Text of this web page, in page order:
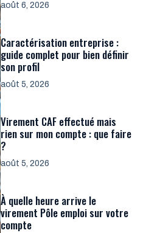
août 6, 2026
Caractérisation entreprise :
guide complet pour bien définir
son profil
août 5, 2026
Virement CAF effectué mais
rien sur mon compte : que faire
?
août 5, 2026
À quelle heure arrive le
virement Pôle emploi sur votre
compte